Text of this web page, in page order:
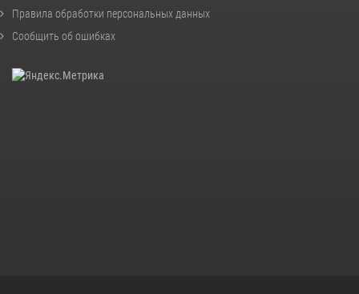
Правила обработки персональных данных
Сообщить об ошибках